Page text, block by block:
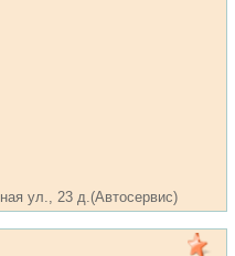
ул., 23 д.(Автосервис)